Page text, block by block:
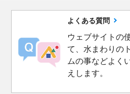
よくある質問
ウェブサイトの
て、水まわりの
ムの事などよく
えします。